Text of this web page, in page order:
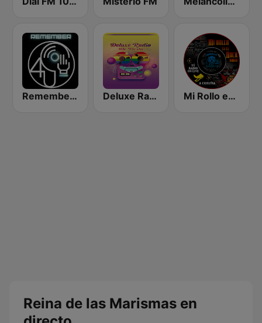
Remember 4 U Deluxe Radio - De Fiesta Mi Rollo es el Rock Radio
Reina de las Marismas en